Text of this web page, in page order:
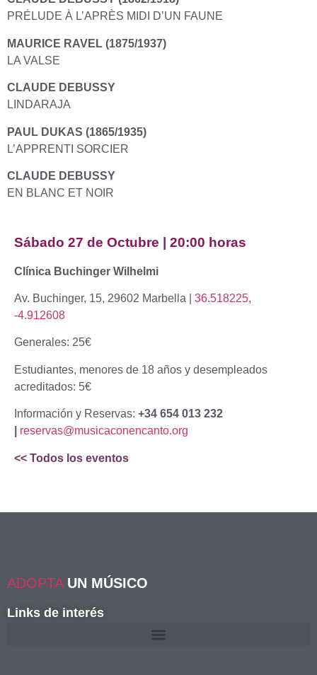
PRÉLUDE À L’APRÈS MIDI D’UN FAUNE
MAURICE RAVEL (1875/1937)
LA VALSE
CLAUDE DEBUSSY
LINDARAJA
PAUL DUKAS (1865/1935)
L’APPRENTI SORCIER
CLAUDE DEBUSSY
EN BLANC ET NOIR
Sábado 27 de Octubre | 20:00 horas
Clínica Buchinger Wilhelmi
Av. Buchinger, 15, 29602 Marbella |
36.518225,
-4.912608
Generales: 25€
Estudiantes, menores de 18 años y desempleados
acreditados: 5€
Información y Reservas: +34 654 013 232
reservas@musicaconencanto.org
<< Todos los eventos
ADOPTA UN MÚSICO
Links de interés